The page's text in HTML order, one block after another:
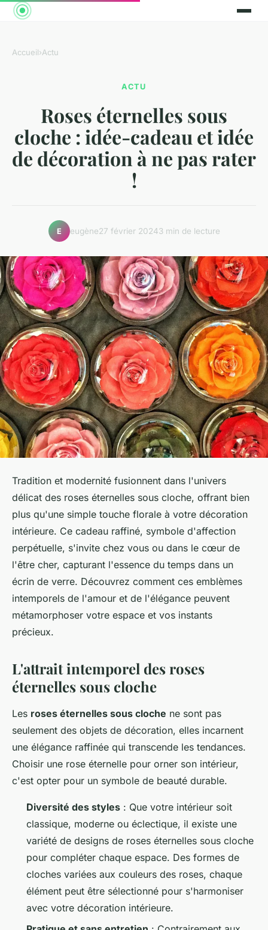
Accueil›Actu
ACTU
Roses éternelles sous
cloche : idée-cadeau et idée
de décoration à ne pas rater
!
E eugène27 février 20243 min de lecture
Tradition et modernité fusionnent dans l'univers
délicat des roses éternelles sous cloche, offrant bien
plus qu'une simple touche florale à votre décoration
intérieure. Ce cadeau raffiné, symbole d'affection
perpétuelle, s'invite chez vous ou dans le cœur de
l'être cher, capturant l'essence du temps dans un
écrin de verre. Découvrez comment ces emblèmes
intemporels de l'amour et de l'élégance peuvent
métamorphoser votre espace et vos instants
précieux.
L'attrait intemporel des roses
éternelles sous cloche
Les roses éternelles sous cloche ne sont pas
seulement des objets de décoration, elles incarnent
une élégance raffinée qui transcende les tendances.
Choisir une rose éternelle pour orner son intérieur,
c'est opter pour un symbole de beauté durable.
Diversité des styles : Que votre intérieur soit
classique, moderne ou éclectique, il existe une
variété de designs de roses éternelles sous cloche
pour compléter chaque espace. Des formes de
cloches variées aux couleurs des roses, chaque
élément peut être sélectionné pour s'harmoniser
avec votre décoration intérieure.